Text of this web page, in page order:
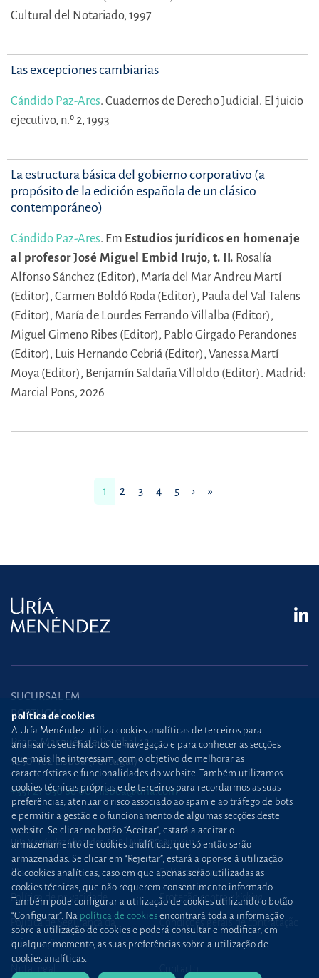
Cultural del Notariado, 1997
Las excepciones cambiarias
Cándido Paz-Ares. Cuadernos de Derecho Judicial. El juicio
ejecutivo, n.º 2, 1993
La estructura básica del gobierno corporativo (a
propósito de la edición española de un clásico
contemporáneo)
Cándido Paz-Ares. Em Estudios jurídicos en homenaje
al profesor José Miguel Embid Irujo, t. II. Rosalía
Alfonso Sánchez (Editor), María del Mar Andreu Martí
(Editor), Carmen Boldó Roda (Editor), Paula del Val Talens
(Editor), María de Lourdes Ferrando Villalba (Editor),
Miguel Gimeno Ribes (Editor), Pablo Girgado Perandones
(Editor), Luis Hernando Cebriá (Editor), Vanessa Martí
Moya (Editor), Benjamín Saldaña Villoldo (Editor). Madrid:
Marcial Pons, 2026
1 2 3 4 5 › »
SUCURSAL EM
PORTUGAL
Praça Marquês de Pombal,12
1250-162 Lisboa (Portugal)
+351 21 030 86 00 lisboa@uria.com
Uría Menéndez Abogados, S.L.P. | NIPC PT980226511
Mapa web Política de cookies
Política de privacidade Proteção contraphishing
Política de Segurança da
Informação
Condições gerais de contratação
política de cookies
A Uría Menéndez utiliza cookies analíticas de terceiros para
analisar os seus hábitos de navegação e para conhecer as secções
que mais lhe interessam, com o objetivo de melhorar as
características e funcionalidades do website. Também utilizamos
cookies técnicas próprias e de terceiros para recordarmos as suas
preferências, atenuar o risco associado ao spam e ao tráfego de bots
e permitir a gestão e o funcionamento de algumas secções deste
website. Se clicar no botão “Aceitar”, estará a aceitar o
armazenamento de cookies analíticas, que só então serão
armazenadas. Se clicar em “Rejeitar”, estará a opor-se à utilização
de cookies analíticas, caso em que apenas serão utilizadas as
cookies técnicas, que não requerem consentimento informado.
Também pode configurar a utilização de cookies utilizando o botão
“Configurar”. Na política de cookies encontrará toda a informação
sobre a utilização de cookies e poderá consultar e modificar, em
qualquer momento, as suas preferências sobre a utilização de
cookies analíticas.